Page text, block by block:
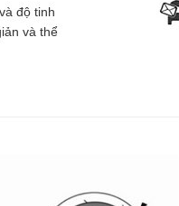
độ tinh
và thể